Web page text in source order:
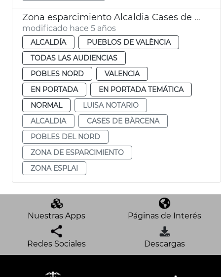
Zona esparcimiento Alcaldia Cases de Bàrcena
modificado hace 5 años
ALCALDÍA
PUEBLOS DE VALÈNCIA
TODAS LAS AUDIENCIAS
POBLES NORD
VALENCIA
EN PORTADA
EN PORTADA TEMÁTICA
NORMAL
LUISA NOTARIO
ALCALDIA
CASES DE BÀRCENA
POBLES DEL NORD
ZONA DE ESPARCIMIENTO
ZONA ESPLAI
Nuestras Apps Páginas de Interés
Redes Sociales Descargas